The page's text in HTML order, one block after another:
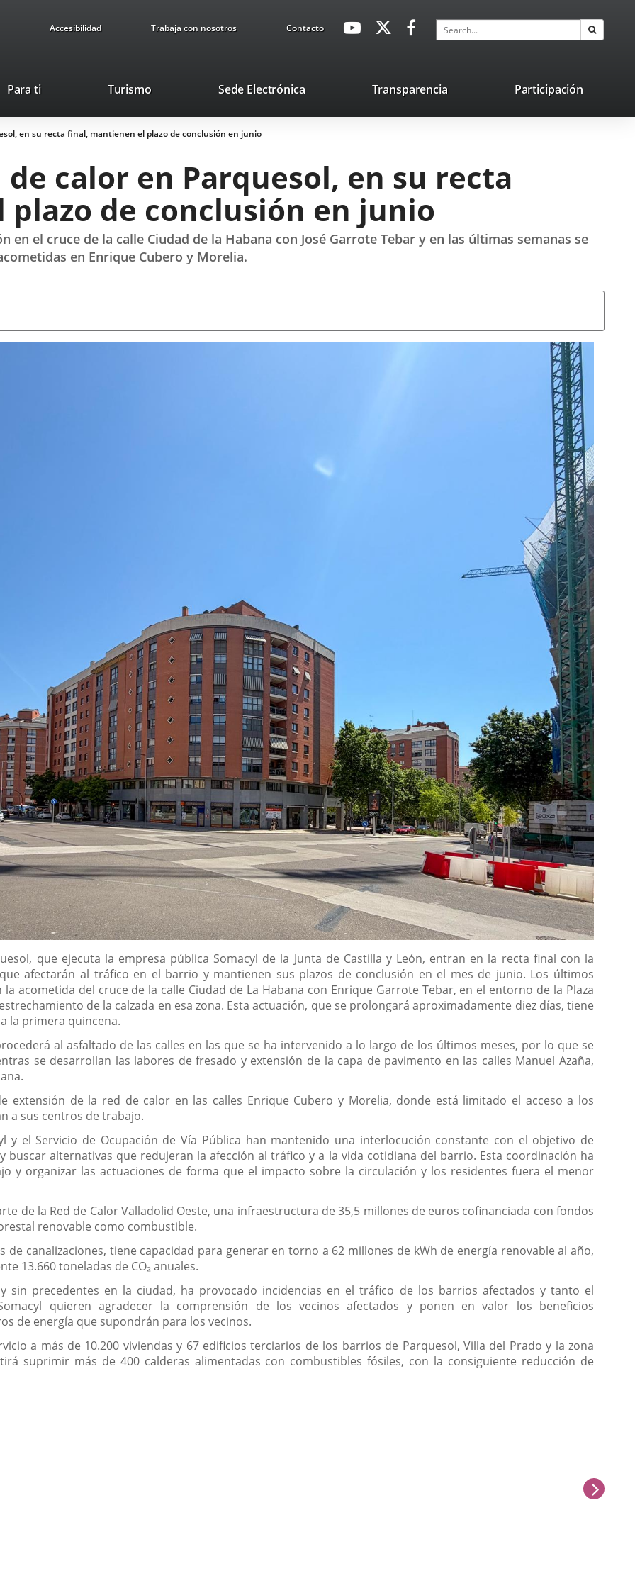
Accesibilidad Trabaja con nosotros ContactoavaHeaderSocial
Link
Link
application.
application.
Search
Para ti TurismoThis
will
open
pop-
window.
Sede ElectrónicaLink
external
Transparencia Participación
en su recta final, mantienen el plazo de conclusión en junio
calor en Parquesol, en su recta
de conclusión en junio
en el cruce de la calle Ciudad de la Habana con José Garrote Tebar y en las últimas semanas se
en Enrique Cubero y Morelia.
que ejecuta la empresa pública Somacyl de la Junta de Castilla y León, entran en la recta final con la
afectarán al tráfico en el barrio y mantienen sus plazos de conclusión en el mes de junio. Los últimos
acometida del cruce de la calle Ciudad de La Habana con Enrique Garrote Tebar, en el entorno de la Plaza
de la calzada en esa zona. Esta actuación, que se prolongará aproximadamente diez días, tiene
la primera quincena.
al asfaltado de las calles en las que se ha intervenido a lo largo de los últimos meses, por lo que se
se desarrollan las labores de fresado y extensión de la capa de pavimento en las calles Manuel Azaña,
extensión de la red de calor en las calles Enrique Cubero y Morelia, donde está limitado el acceso a los
a sus centros de trabajo.
y el Servicio de Ocupación de Vía Pública han mantenido una interlocución constante con el objetivo de
buscar alternativas que redujeran la afección al tráfico y a la vida cotidiana del barrio. Esta coordinación ha
y organizar las actuaciones de forma que el impacto sobre la circulación y los residentes fuera el menor
de la Red de Calor Valladolid Oeste, una infraestructura de 35,5 millones de euros cofinanciada con fondos
renovable como combustible.
de canalizaciones, tiene capacidad para generar en torno a 62 millones de kWh de energía renovable al año,
13.660 toneladas de CO₂ anuales.
sin precedentes en la ciudad, ha provocado incidencias en el tráfico de los barrios afectados y tanto el
quieren agradecer la comprensión de los vecinos afectados y ponen en valor los beneficios
de energía que supondrán para los vecinos.
a más de 10.200 viviendas y 67 edificios terciarios de los barrios de Parquesol, Villa del Prado y la zona
suprimir más de 400 calderas alimentadas con combustibles fósiles, con la consiguiente reducción de
next